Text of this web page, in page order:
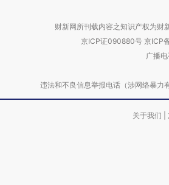
财新网所刊载内容之知识产权为财
京ICP证090880号 京ICP
广播
违法和不良信息举报电话（涉网络暴
关于我们